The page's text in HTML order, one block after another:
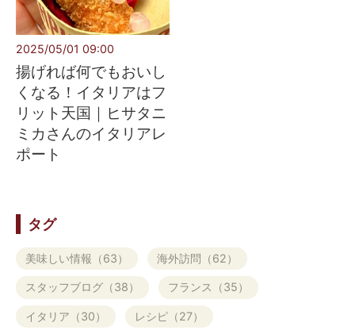
2025/05/01 09:00
揚げれば何でもおいし
くなる！イタリアはフ
リット天国｜ヒサタニ
ミカさんのイタリアレ
ポート
タグ
美味しい情報（63） 海外訪問（62）
スタッフブログ（38） フランス（35）
イタリア（30） レシピ（27）